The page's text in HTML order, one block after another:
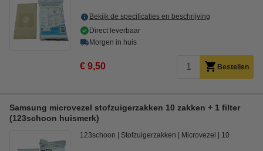
Bekijk de specificaties en beschrijving
Direct leverbaar
Morgen in huis
€ 9,50 Bestellen
Samsung microvezel stofzuigerzakken 10 zakken + 1 filter
(123schoon huismerk)
123schoon Stofzuigerzakken Microvezel 10